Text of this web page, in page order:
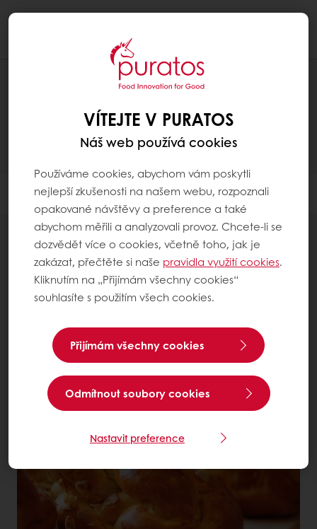
Filtr
Více o: Glazury
item
VÍTEJTE V PURATOS
Náš web používá cookies
Používáme cookies, abychom vám poskytli
nejlepší zkušenosti na našem webu, rozpoznali
opakované návštěvy a preference a také
abychom měřili a analyzovali provoz. Chcete-li se
dozvědět více o cookies, včetně toho, jak je
zakázat, přečtěte si naše pravidla využití cookies.
Kliknutím na „Přijímám všechny cookies“
souhlasíte s použitím všech cookies.
Přijímám všechny cookies
Odmítnout soubory cookies
Nastavit preference